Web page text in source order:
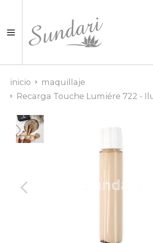
inicio
maquillaje
Recarga Touche Lumiére 722 -